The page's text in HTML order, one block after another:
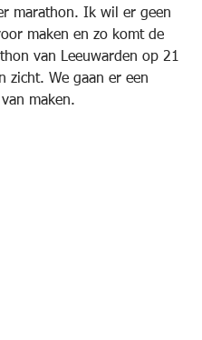
marathon. Ik wil er geen
maken en zo komt de
van Leeuwarden op 21
zicht. We gaan er een
maken.